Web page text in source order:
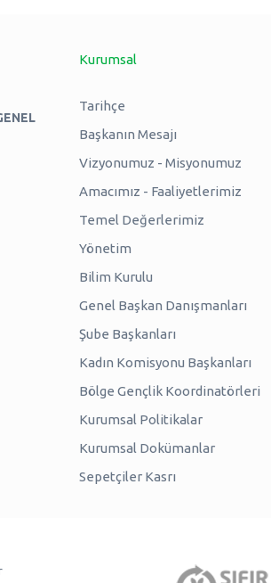
Kurumsal
Tarihçe
Başkanın Mesajı
Vizyonumuz - Misyonumuz
Amacımız - Faaliyetlerimiz
Temel Değerlerimiz
Yönetim
Bilim Kurulu
Genel Başkan Danışmanları
Şube Başkanları
Kadın Komisyonu Başkanları
Bölge Gençlik Koordinatörleri
Kurumsal Politikalar
Kurumsal Dokümanlar
Sepetçiler Kasrı